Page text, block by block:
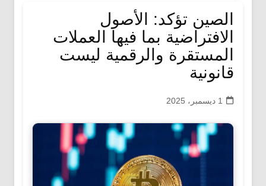
الصين تؤكد: الأصول
الافتراضية بما فيها العملات
المستقرة والرقمية ليست
قانونية
1 ديسمبر، 2025